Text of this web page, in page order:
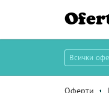
Всички
Оферти